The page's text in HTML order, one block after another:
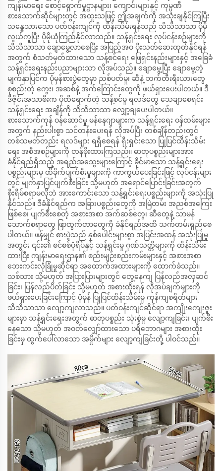
ကျန်းမာရေး စောင့်ရှောက်မှုဌာနများ၊ ကျောင်းများနှင့် ကုမ္ပဏီ
စားသောက်ဆိုင်များတွင် အထူးသဖြင့် ဤအချက်ကို အသုံးချနိုင်ကြပြီး
သန္ဓေသားသော ပတ်ဝန်းကျင်ကို ထိန်းသိမ်းရန်သည် သိသိသာသာ ပိုမို
လွယ်ကူပြီး ပိုမိုယုံကြည်နိုင်လာသည်။ သန့်ရှင်းရေး လုပ်ငန်းစဉ်များကို
သိသိသာသာ ချောမွေ့လာစေပြီး အပြည့်အဝ ပိုးသတ်ဆေးထုတ်နိုင်ရန်
အတွက် စံသတ်မှတ်ထားသော သန့်စင်ရေး ဖြေရှင်းနည်းများနှင့် အခြေခံ
သန့်ရှင်းရေးနည်းပညာများသာ လိုအပ်သည်။ ချောမွေ့ပြီး ချောမွေ့တဲ့
မျက်နှာပြင်က ပုံမှန်စားပွဲတွေမှာ ညစ်ပတ်မှု၊ ဆီနဲ့ ဘက်တီးရီးယားတွေ
စုစည်းတဲ့ ကွေး၊ အဆစ်နဲ့ အက်ကြောင်းတွေကို ဖယ်ရှားပေးပါတယ်။ ဒီ
ဒီဇိုင်းအသာစီးက ပိုထိရောက်တဲ့ သန့်စင်မှု ရလဒ်တွေ သေချာစေရင်း
သန့်ရှင်းရေး အချိန်ကို သိသိသာသာ လျှော့ချပေးပါတယ်။
စားသောက်ကုန် ဝန်ဆောင်မှု မန်နေဂျာများက သန့်ရှင်းရေး ဝန်ထမ်းများ
အတွက် နည်းပါးစွာ သင်တန်းပေးရန် လိုအပ်ပြီး တစ်ချိန်တည်းတွင်
တစ်သမတ်တည်း ရလဒ်များ ရရှိစေရန် ရိုးရှင်းသော ပြုပြင်ထိန်းသိမ်း
ရေး အစီအစဉ်များကို တန်ဖိုးထားကြသည်။ ဓာတုပစ္စည်းများအား
ခံနိုင်ရည်ရှိသည့် အရည်အသွေးများကြောင့် ခိုင်မာသော သန့်ရှင်းရေး
ပစ္စည်းများမှ ထိခိုက်ပျက်စီးမှုများကို ကာကွယ်ပေးခြင်းဖြင့် လုပ်ငန်းများ
တွင် မျက်နှာပြင်ပျက်စီးခြင်း သို့မဟုတ် အရောင်ပြောင်းခြင်းအတွက်
စိုးရိမ်စရာမလိုဘဲ အားကောင်းသော သန့်ရှင်းရေးပစ္စည်းများကို အသုံးပြု
နိုင်သည်။ ဒီခံနိုင်ရည်က အခြားပစ္စည်းတွေကို အမြဲတမ်း အညစ်အကြေး
ဖြစ်စေ၊ ပျက်စီးစေတဲ့ အစားအစာ အက်ဆစ်တွေ၊ ဆီတွေနဲ့ သာမန်
သောက်စရာတွေ ဖြာထွက်တာတွေကို ခံနိုင်ရည်အထိ သက်တမ်းရှည်စေ
ပါတယ်။ ဖန်မျှင် စားပွဲသည် နှစ်ပေါင်းများစွာ အပြင်းအထန် အသုံးပြုမှု
အတွင်း ၎င်း၏ စင်စစ်ပုံရိပ်နှင့် သန့်ရှင်းမှု ဂုဏ်သတ္တိများကို ထိန်းသိမ်း
ထားပြီး ကျန်းမာရေးဌာန၏ စည်းမျဉ်းစည်းကမ်းများနှင့် အစားအစာ
ဘေးကင်းလုံခြုံမှုဆိုင်ရာ အထောက်အထားများကို ထောက်ခံသည်။
သစ်သား သို့မဟုတ် အပြားပြားများတွင် တွေ့နေကျ ပြန်လည်အလှဆင်
ခြင်း၊ ပြန်လည်ပိတ်ခြင်း သို့မဟုတ် အစားထိုးရန် လိုအပ်ချက်များကို
ဖယ်ရှားပေးခြင်းကြောင့် ပုံမှန် ပြုပြင်ထိန်းသိမ်းမှု ကုန်ကျစရိတ်များ
သိသိသာသာ လျော့ကျလာသည်။ ပတ်ဝန်းကျင်ဆိုင်ရာ အကျိုးကျေးဇူး
များမှာ သန့်ရှင်းရေးအတွက် ဓာတုပစ္စည်း သုံးစွဲမှု လျော့ကျခြင်း၊ ပျက်စီး
နေသော သို့မဟုတ် အဝတ်လျှော်ထားသော ပရိဘောဂများ အစားထိုး
ခြင်းမှ ထွက်ပေါ်လာသော အမှိုက်များ လျော့ကျခြင်းတို့ ပါဝင်သည်။